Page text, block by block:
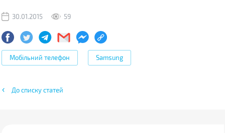
30.01.2015 59
Мобільний телефон Samsung
До списку статей